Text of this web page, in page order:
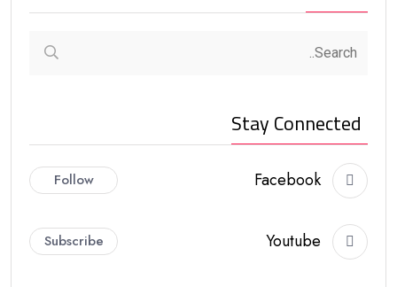
Stay Connected
Facebook
Follow
Youtube
Subscribe